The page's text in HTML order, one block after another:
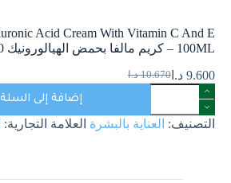
Acid Cream With Vitamin C And E
– 100ML كريم مالفا بحمض الهيالورونيك 100مل
10.670 د.ا 9.600 د.ا
إضافة إلى السلة
التصنيف: العناية بالبشرة العلامة التجارية: